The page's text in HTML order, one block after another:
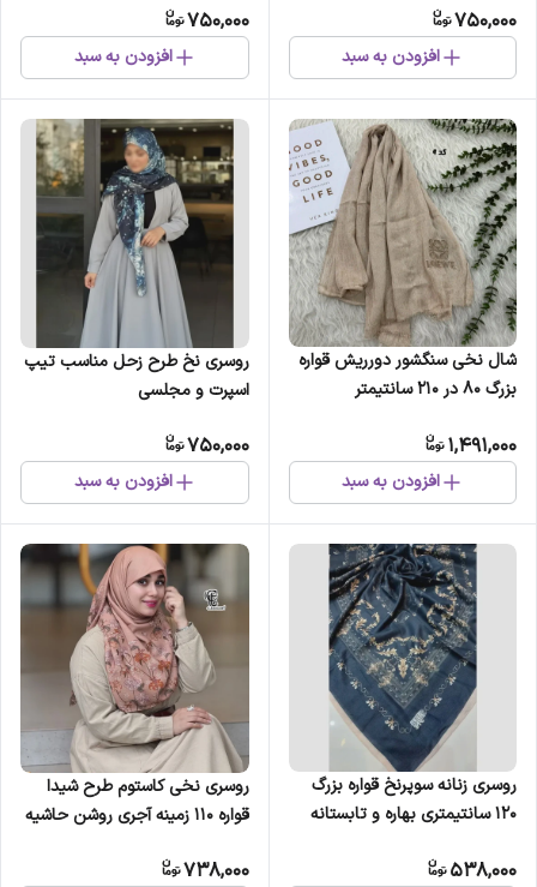
750,000
افزودن به سبد
750,000
افزودن به سبد
شال نخی سنگشور دورریش قواره
بزرگ 80 در 210 سانتیمتر
1,491,000
افزودن به سبد
روسری نخ طرح زحل مناسب تیپ
اسپرت و مجلسی
750,000
افزودن به سبد
روسری زنانه سوپرنخ قواره بزرگ
120 سانتیمتری بهاره و تابستانه
538,000
روسری نخی کاستوم طرح شیدا
قواره 110 زمینه آجری روشن حاشیه
738,000